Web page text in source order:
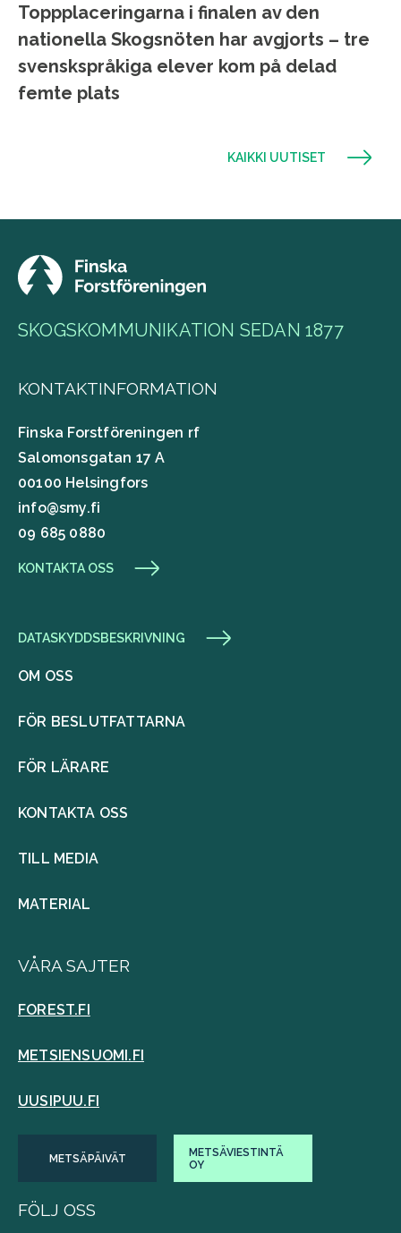
Topp­placeringarna i finalen av den
nationella Skogsnöten har avgjorts – tre
svenskspråkiga elever kom på delad
femte plats
KAIKKI UUTISET
SKOGSKOMMUNIKATION SEDAN 1877
KONTAKTINFORMATION
Finska Forstföreningen rf
Salomonsgatan 17 A
00100 Helsingfors
info@smy.fi
09 685 0880
KONTAKTA OSS
DATASKYDDSBESKRIVNING
OM OSS
FÖR BESLUTFATTARNA
FÖR LÄRARE
KONTAKTA OSS
TILL MEDIA
MATERIAL
VÅRA SAJTER
FOREST.FI
METSIENSUOMI.FI
UUSIPUU.FI
METSÄPÄIVÄT
METSÄVIESTINTÄ
OY
FÖLJ OSS